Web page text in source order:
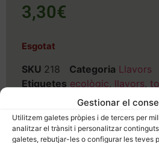
Gestionar el
Utilitzem galetes pròpies i de tercers per
analitzar el trànsit i personalitzar
galetes, rebutjar-les o configurar les teves
3,30€
Esgotat
SKU 218 Categoria Llavors
Etiquetes ecològic, llavors,